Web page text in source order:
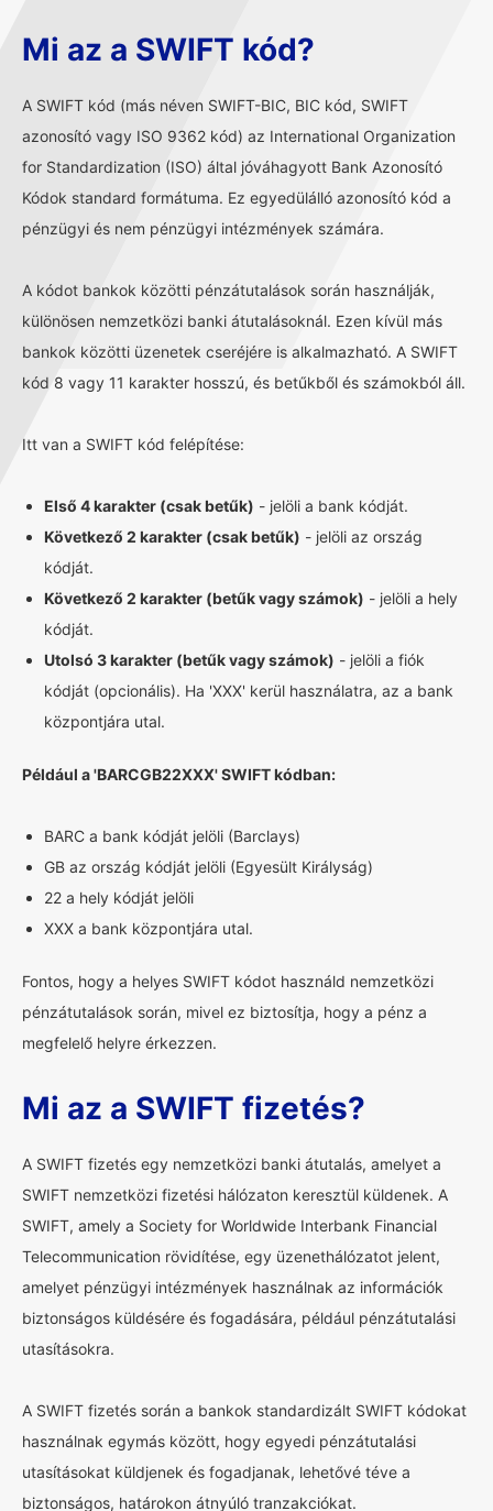
Mi az a SWIFT kód?
A SWIFT kód (más néven SWIFT-BIC, BIC kód, SWIFT
azonosító vagy ISO 9362 kód) az International Organization
for Standardization (ISO) által jóváhagyott Bank Azonosító
Kódok standard formátuma. Ez egyedülálló azonosító kód a
pénzügyi és nem pénzügyi intézmények számára.
A kódot bankok közötti pénzátutalások során használják,
különösen nemzetközi banki átutalásoknál. Ezen kívül más
bankok közötti üzenetek cseréjére is alkalmazható. A SWIFT
kód 8 vagy 11 karakter hosszú, és betűkből és számokból áll.
Itt van a SWIFT kód felépítése:
Első 4 karakter (csak betűk) - jelöli a bank kódját.
Következő 2 karakter (csak betűk) - jelöli az ország
kódját.
Következő 2 karakter (betűk vagy számok) - jelöli a hely
kódját.
Utolsó 3 karakter (betűk vagy számok) - jelöli a fiók
kódját (opcionális). Ha 'XXX' kerül használatra, az a bank
központjára utal.
Például a 'BARCGB22XXX' SWIFT kódban:
BARC a bank kódját jelöli (Barclays)
GB az ország kódját jelöli (Egyesült Királyság)
22 a hely kódját jelöli
XXX a bank központjára utal.
Fontos, hogy a helyes SWIFT kódot használd nemzetközi
pénzátutalások során, mivel ez biztosítja, hogy a pénz a
megfelelő helyre érkezzen.
Mi az a SWIFT fizetés?
A SWIFT fizetés egy nemzetközi banki átutalás, amelyet a
SWIFT nemzetközi fizetési hálózaton keresztül küldenek. A
SWIFT, amely a Society for Worldwide Interbank Financial
Telecommunication rövidítése, egy üzenethálózatot jelent,
amelyet pénzügyi intézmények használnak az információk
biztonságos küldésére és fogadására, például pénzátutalási
utasításokra.
A SWIFT fizetés során a bankok standardizált SWIFT kódokat
használnak egymás között, hogy egyedi pénzátutalási
utasításokat küldjenek és fogadjanak, lehetővé téve a
biztonságos, határokon átnyúló tranzakciókat.